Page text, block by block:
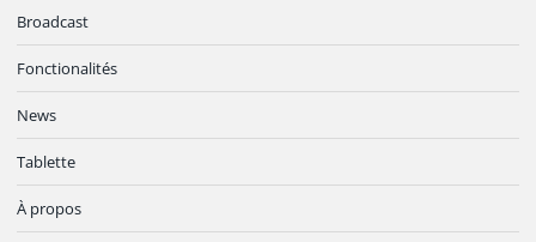
Broadcast
Fonctionalités
News
Tablette
À propos